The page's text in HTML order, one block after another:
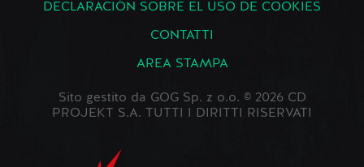
DECLARACIÓN SOBRE EL USO DE COOKIES
CONTATTI
AREA STAMPA
Sito gestito da GOG Sp. z o.o. © 2026 CD
PROJEKT S.A. TUTTI I DIRITTI RISERVATI